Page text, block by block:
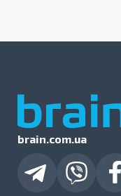
brain.com.ua